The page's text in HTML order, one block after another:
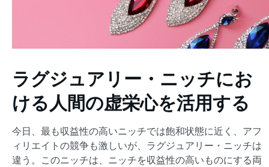
ラグジュアリー・ニッチにお
ける人間の虚栄心を活用する
今日、最も収益性の高いニッチでは飽和状態に近く、アフ
ィリエイトの競争も激しいが、ラグジュアリー・ニッチは
違う。このニッチは、ニッチを収益性の高いものにする両